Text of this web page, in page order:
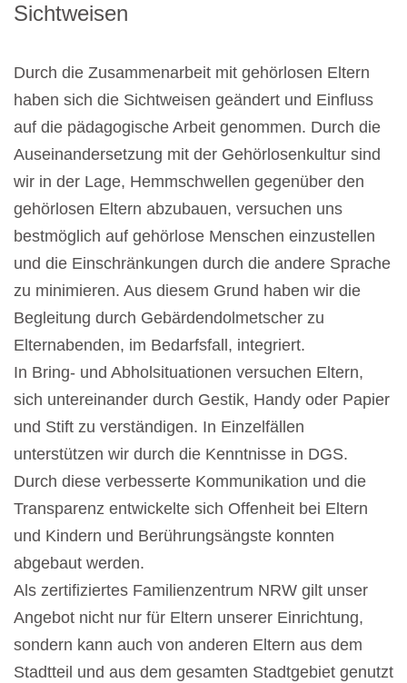
Sichtweisen
Durch die Zusammenarbeit mit gehörlosen Eltern
haben sich die Sichtweisen geändert und Einfluss
auf die pädagogische Arbeit genommen. Durch die
Auseinandersetzung mit der Gehörlosenkultur sind
wir in der Lage, Hemmschwellen gegenüber den
gehörlosen Eltern abzubauen, versuchen uns
bestmöglich auf gehörlose Menschen einzustellen
und die Einschränkungen durch die andere Sprache
zu minimieren. Aus diesem Grund haben wir die
Begleitung durch Gebärdendolmetscher zu
Elternabenden, im Bedarfsfall, integriert.
In Bring- und Abholsituationen versuchen Eltern,
sich untereinander durch Gestik, Handy oder Papier
und Stift zu verständigen. In Einzelfällen
unterstützen wir durch die Kenntnisse in DGS.
Durch diese verbesserte Kommunikation und die
Transparenz entwickelte sich Offenheit bei Eltern
und Kindern und Berührungsängste konnten
abgebaut werden.
Als zertifiziertes Familienzentrum NRW gilt unser
Angebot nicht nur für Eltern unserer Einrichtung,
sondern kann auch von anderen Eltern aus dem
Stadtteil und aus dem gesamten Stadtgebiet genutzt